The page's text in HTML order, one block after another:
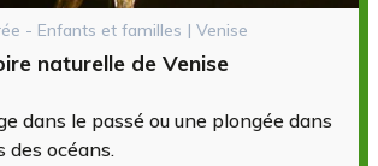
- Enfants et familles | Venise
naturelle de Venise
dans le passé ou une plongée dans
des océans.